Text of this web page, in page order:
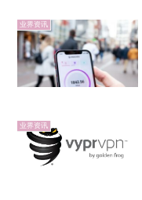
业界资讯
业界资讯